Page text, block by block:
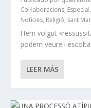
Col·laboracions, Especial
Notícies, Religió, Sant
Hem volgut
podem veure i
LEER MÁS